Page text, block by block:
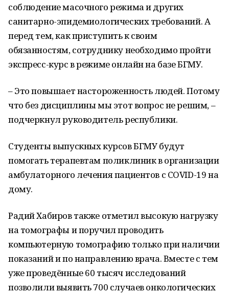
соблюдение масочного режима и других
санитарно-эпидемиологических требований. А
перед тем, как приступить к своим
обязанностям, сотруднику необходимо пройти
экспресс-курс в режиме онлайн на базе БГМУ.
– Это повышает настороженность людей. Потому
что без дисциплины мы этот вопрос не решим, –
подчеркнул руководитель республики.
Студенты выпускных курсов БГМУ будут
помогать терапевтам поликлиник в организации
амбулаторного лечения пациентов с COVID-19 на
дому.
Радий Хабиров также отметил высокую нагрузку
на томографы и поручил проводить
компьютерную томографию только при наличии
показаний и по направлению врача. Вместе с тем
уже проведённые 60 тысяч исследований
позволили выявить 700 случаев онкологических